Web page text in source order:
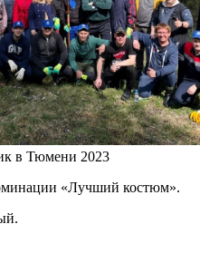
в Тюмени 2023
«Лучший костюм».